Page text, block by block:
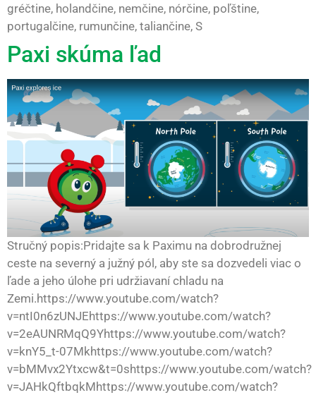
gréčtine, holandčine, nemčine, nórčine, poľštine,
portugalčine, rumunčine, taliančine, S
Paxi skúma ľad
Stručný popis:Pridajte sa k Paximu na dobrodružnej
ceste na severný a južný pól, aby ste sa dozvedeli viac o
ľade a jeho úlohe pri udržiavaní chladu na
Zemi.https://www.youtube.com/watch?
v=ntI0n6zUNJEhttps://www.youtube.com/watch?
v=2eAUNRMqQ9Yhttps://www.youtube.com/watch?
v=knY5_t-07Mkhttps://www.youtube.com/watch?
v=bMMvx2Ytxcw&t=0shttps://www.youtube.com/watch?
v=JAHkQftbqkMhttps://www.youtube.com/watch?